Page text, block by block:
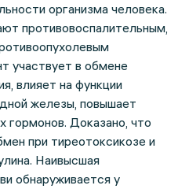
организма человека.
противовоспалительным,
участвует в обмене
влияет на функции
железы, повышает
гормонов. Доказано, что
при тиреотоксикозе и
Наивысшая
обнаруживается у